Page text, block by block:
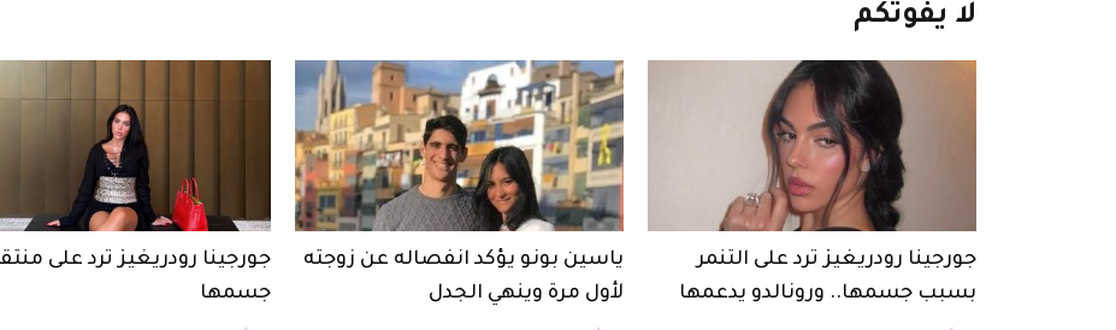
لا يفوتكم
جورجينا رودريغيز ترد على التنمر
بسبب جسمها.. ورونالدو يدعمها
ياسين بونو يؤكد انفصاله عن زوجته
لأول مرة وينهي الجدل
جورجينا رودريغيز ترد على
جسمها